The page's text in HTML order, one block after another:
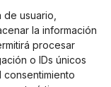
usuario,
la información
procesar
o IDs únicos
consentimiento
profundamente
tuviera que